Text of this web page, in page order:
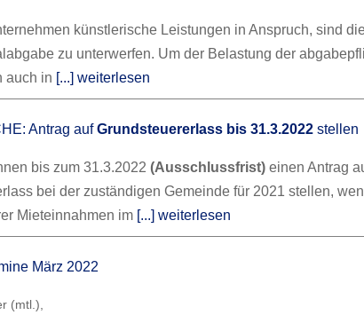
künstlerische Leistungen in Anspruch, sind
zu unterwerfen. Um der Belastung der
auch in [...] weiterlesen
Antrag aufGrundsteuererlass bis 31.3.2022 stellen
bis zum 31.3.2022(Ausschlussfrist)einen Antrag
bei der zuständigen Gemeinde für 2021 stellen,
Mieteinnahmen im [...] weiterlesen
März 2022
(mtl.),